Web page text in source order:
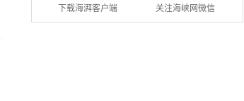
下载海湃客户端 关注海峡网微信